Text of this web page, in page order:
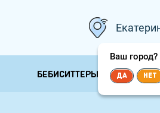
Ваш город?
ДА НЕТ
Няни
БЕБИСИТТЕРЫ